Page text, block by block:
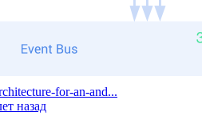
for-an-and...
назад